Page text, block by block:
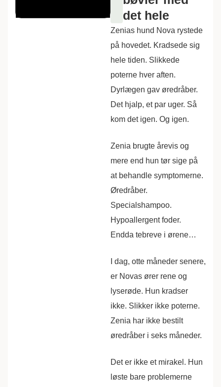
det hele
Zenias hund Nova rystede
på hovedet. Kradsede sig
hele tiden. Slikkede
poterne hver aften.
Dyrlægen gav øredråber.
Det hjalp, et par uger. Så
kom det igen. Og igen.
Zenia brugte årevis og
mere end hun tør sige på
at behandle symptomerne.
Øredråber.
Specialshampoo.
Hypoallergent foder.
Endda tebreve i ørene…
I dag, otte måneder senere,
er Novas ører rene og
lyserøde. Hun kradser
ikke. Slikker ikke poterne.
Zenia har ikke bestilt
øredråber i seks måneder.
Det er ikke et mirakel. Hun
løste bare problemerne